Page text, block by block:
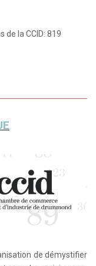
la CCID: 819
de démystifier